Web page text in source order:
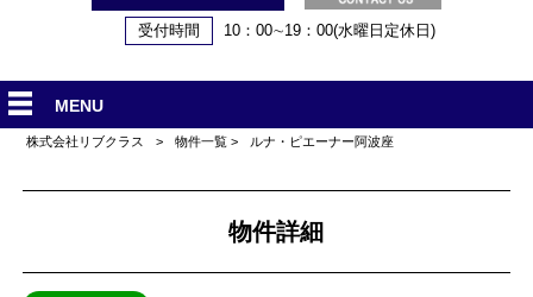
受付時間 10：00∼19：00(水曜日定休日)
MENU
株式会社リブクラス > 物件一覧 > ルナ・ピエーナー阿波座
物件詳細